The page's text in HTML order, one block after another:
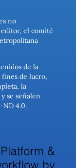
no
el comité
de la
fines de lucro,
la
se señalen
ND 4.0.